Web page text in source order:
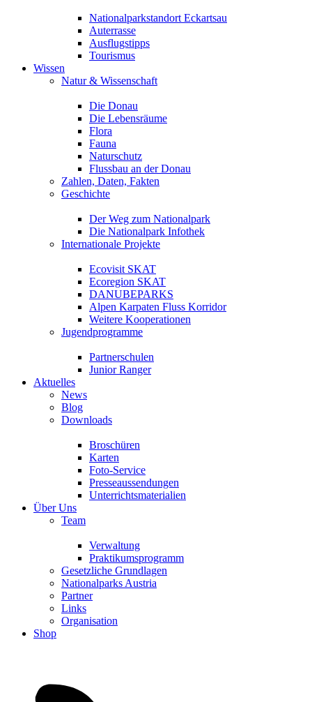
Nationalparkstandort Eckartsau
Auterrasse
Ausflugstipps
Tourismus
Wissen
Natur & Wissenschaft
Die Donau
Die Lebensräume
Flora
Fauna
Naturschutz
Flussbau an der Donau
Zahlen, Daten, Fakten
Geschichte
Der Weg zum Nationalpark
Die Nationalpark Infothek
Internationale Projekte
Ecovisit SKAT
Ecoregion SKAT
DANUBEPARKS
Alpen Karpaten Fluss Korridor
Weitere Kooperationen
Jugendprogramme
Partnerschulen
Junior Ranger
Aktuelles
News
Blog
Downloads
Broschüren
Karten
Foto-Service
Presseaussendungen
Unterrichtsmaterialien
Über Uns
Team
Verwaltung
Praktikumsprogramm
Gesetzliche Grundlagen
Nationalparks Austria
Partner
Links
Organisation
Shop